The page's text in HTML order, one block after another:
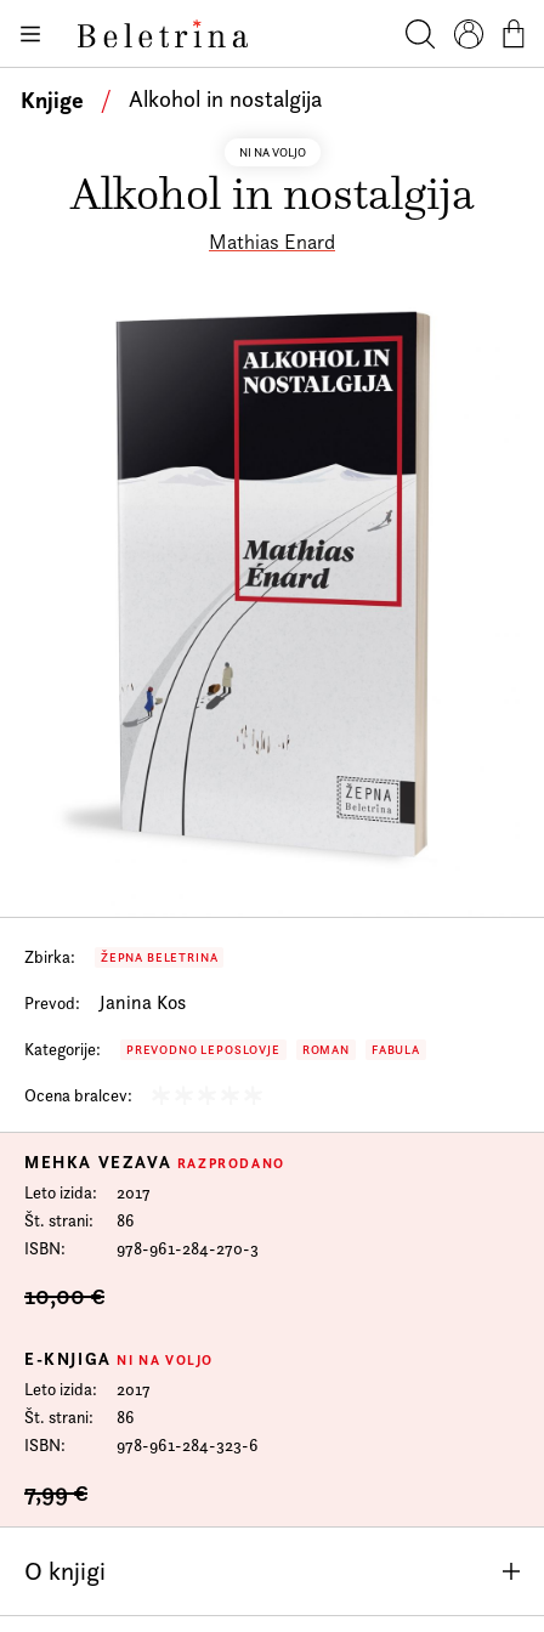
Beletrina
Knjige
Avtorji
Podkasti
Beletrinini projekti
Knjige / Alkohol in nostalgija
NI NA VOLJO
Alkohol in nostalgija
Mathias Enard
Zbirka: ŽEPNA BELETRINA
Prevod: Janina Kos
Kategorije: PREVODNO LEPOSLOVJE ROMAN FABULA
Ocena bralcev:
MEHKA VEZAVA RAZPRODANO
Leto izida
2017
Št. strani
86
ISBN
978-961-284-270-3
10,00 €
E-KNJIGANI NA VOLJO
Leto izida
2017
Št. strani
86
ISBN
978-961-284-323-6
7,99 €
O knjigi